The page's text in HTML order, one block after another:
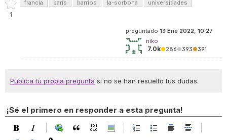
1
francia parís barrios la-sorbona universidades
preguntado 13 Ene 2022, 10:27
niko
7.0k●286●393●391
Publica tu propia pregunta si no se han resuelto tus dudas.
¡Sé el primero en responder a esta pregunta!